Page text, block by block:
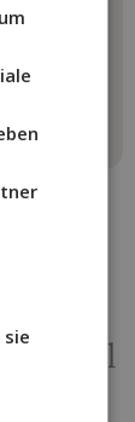
Sa Sal
ENGLISH
GERMAN